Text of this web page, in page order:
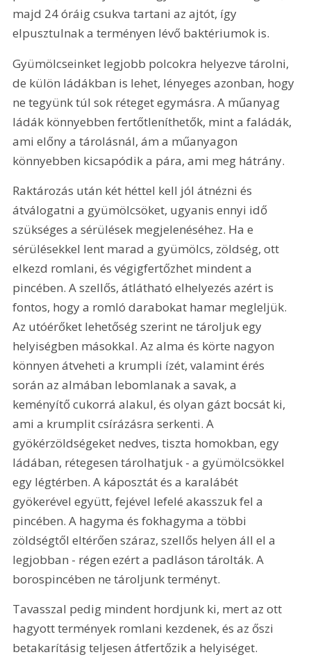
majd 24 óráig csukva tartani az ajtót, így
elpusztulnak a terményen lévő baktériumok is.
Gyümölcseinket legjobb polcokra helyezve tárolni,
de külön ládákban is lehet, lényeges azonban, hogy
ne tegyünk túl sok réteget egymásra. A műanyag
ládák könnyebben fertőtleníthetők, mint a faládák,
ami előny a tárolásnál, ám a műanyagon
könnyebben kicsapódik a pára, ami meg hátrány.
Raktározás után két héttel kell jól átnézni és
átválogatni a gyümölcsöket, ugyanis ennyi idő
szükséges a sérülések megjelenéséhez. Ha e
sérülésekkel lent marad a gyümölcs, zöldség, ott
elkezd romlani, és végigfertőzhet mindent a
pincében. A szellős, átlátható elhelyezés azért is
fontos, hogy a romló darabokat hamar megleljük.
Az utóérőket lehetőség szerint ne tároljuk egy
helyiségben másokkal. Az alma és körte nagyon
könnyen átveheti a krumpli ízét, valamint érés
során az almában lebomlanak a savak, a
keményítő cukorrá alakul, és olyan gázt bocsát ki,
ami a krumplit csírázásra serkenti. A
gyökérzöldségeket nedves, tiszta homokban, egy
ládában, rétegesen tárolhatjuk - a gyümölcsökkel
egy légtérben. A káposztát és a karalábét
gyökerével együtt, fejével lefelé akasszuk fel a
pincében. A hagyma és fokhagyma a többi
zöldségtől eltérően száraz, szellős helyen áll el a
legjobban - régen ezért a padláson tárolták. A
borospincében ne tároljunk terményt.
Tavasszal pedig mindent hordjunk ki, mert az ott
hagyott termények romlani kezdenek, és az őszi
betakarításig teljesen átfertőzik a helyiséget.